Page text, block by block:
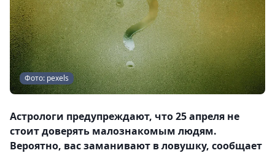
Фото: pexels
Астрологи предупреждают, что 25 апреля не
стоит доверять малознакомым людям.
Вероятно, вас заманивают в ловушку, сообщает